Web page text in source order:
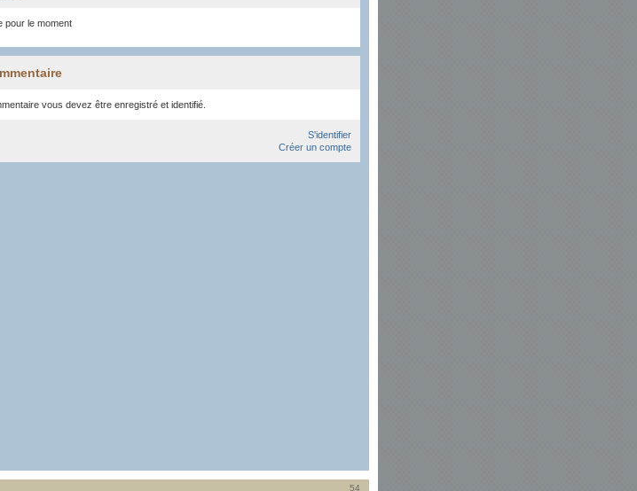
pour le moment
vous devez être enregistré et identifié.
S'identifier
Créer un compte
54